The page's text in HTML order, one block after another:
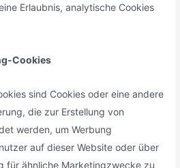
Erlaubnis, analytische Cookies
Cookies
sind Cookies oder eine andere
die zur Erstellung von
werden, um Werbung
auf dieser Website oder über
für ähnliche Marketingzwecke zu